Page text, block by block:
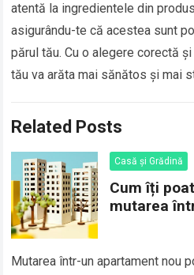
atentă la ingredientele din
asigurându-te că acestea sunt
părul tău. Cu o alegere corectă
tău va arăta mai sănătos și mai
Related Posts
Casă și Grădină
Cum îți
mutarea
Mutarea într-un apartament nou